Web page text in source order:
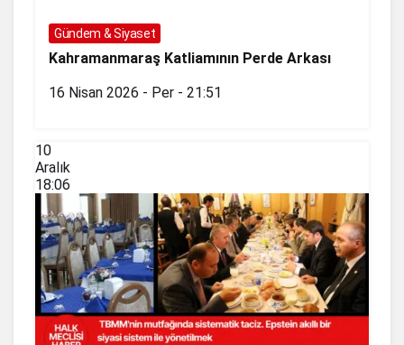
Gündem & Siyaset
Kahramanmaraş Katliamının Perde Arkası
16 Nisan 2026 - Per - 21:51
10
Aralık
18:06